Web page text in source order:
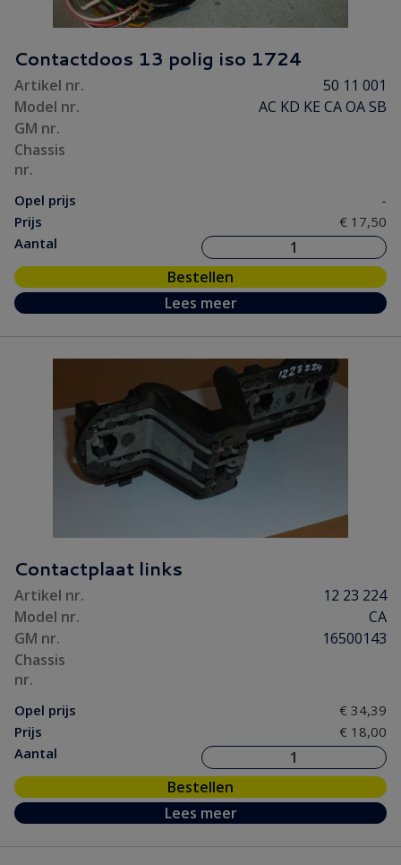
Contactdoos 13 polig iso 1724
Artikel nr.
50 11 001
Model nr.
AC KD KE CA OA SB
GM nr.
Chassis
nr.
Opel prijs
-
Prijs
€ 17,50
Aantal
Bestellen
Lees meer
Contactplaat links
Artikel nr.
12 23 224
Model nr.
CA
GM nr.
16500143
Chassis
nr.
Opel prijs
€ 34,39
Prijs
€ 18,00
Aantal
Bestellen
Lees meer